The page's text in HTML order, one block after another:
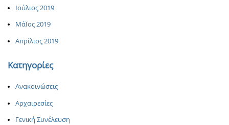
Ιούλιος 2019
ΜάΪος 2019
Απρίλιος 2019
Κατηγορίες
Ανακοινώσεις
Αρχαιρεσίες
Γενική Συνέλευση